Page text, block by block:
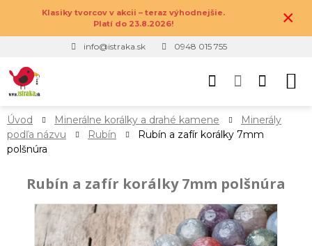
Klasiky tvorcov v akcii – teraz výhodnejšie.
Platí do 23.8.2026!
×
info@istraka.sk 0948 015 755
Úvod Minerálne korálky a drahé kamene
Minerály
podľa názvu
Rubín
Rubín a zafír korálky 7mm
polšnúra
Rubín a zafír korálky 7mm polšnúra